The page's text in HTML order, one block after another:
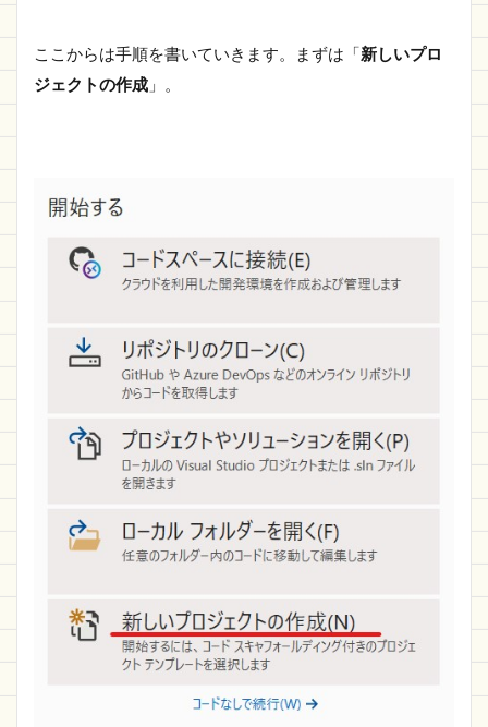
ここからは手順を書いていきます。まずは「新しいプロ
ジェクトの作成 」。